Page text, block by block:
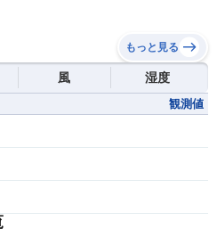
もっと見る
風 湿度
観測値